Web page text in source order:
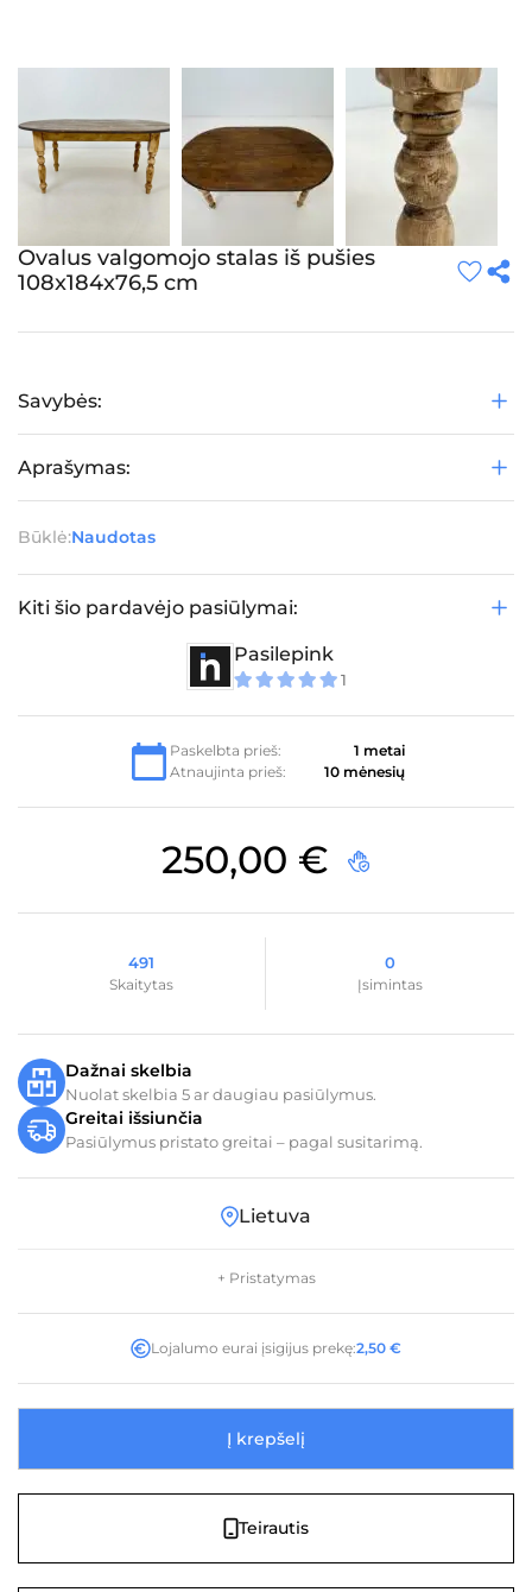
Ovalus valgomojo stalas iš pušies
108x184x76,5 cm
Savybės:
Aprašymas:
Būklė:Naudotas
Kiti šio pardavėjo pasiūlymai:
Pasilepink
1
Paskelbta prieš:
1 metai
Atnaujinta prieš:
10 mėnesių
250,00 €
491
Skaitytas
0
Įsimintas
Dažnai skelbia
Nuolat skelbia 5 ar daugiau pasiūlymus.
Greitai išsiunčia
Pasiūlymus pristato greitai – pagal susitarimą.
Lietuva
+ Pristatymas
Lojalumo eurai įsigijus prekę:2,50 €
Į krepšelį
Teirautis